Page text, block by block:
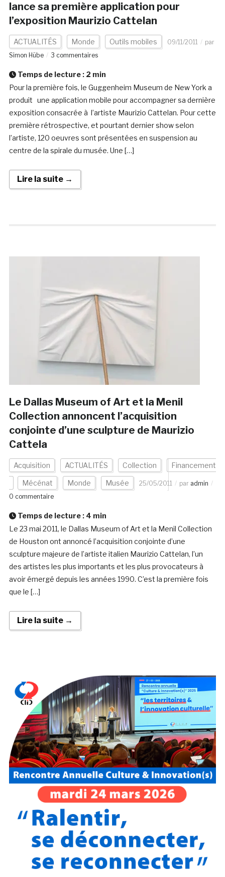
lance sa première application pour
l’exposition Maurizio Cattelan
ACTUALITÉS Monde Outils mobiles 09/11/2011
par
Simon Hübe
3 commentaires
Temps de lecture : 2 min
Pour la première fois, le Guggenheim Museum de New York a
produit une application mobile pour accompagner sa dernière
exposition consacrée à l’artiste Maurizio Cattelan. Pour cette
première rétrospective, et pourtant dernier show selon
l’artiste, 120 oeuvres sont présentées en suspension au
centre de la spirale du musée. Une […]
Lire la suite →
Le Dallas Museum of Art et la Menil
Collection annoncent l’acquisition
conjointe d’une sculpture de Maurizio
Cattela
Acquisition ACTUALITÉS Collection Financement
Mécénat Monde Musée 25/05/2011 par admin
0 commentaire
Temps de lecture : 4 min
Le 23 mai 2011, le Dallas Museum of Art et la Menil Collection
de Houston ont annoncé l’acquisition conjointe d’une
sculpture majeure de l’artiste italien Maurizio Cattelan, l’un
des artistes les plus importants et les plus provocateurs à
avoir émergé depuis les années 1990. C’est la première fois
que le […]
Lire la suite →